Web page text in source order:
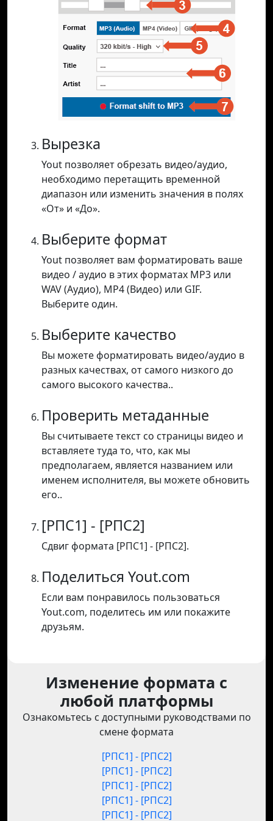
Вырезка
Yout позволяет обрезать видео/аудио,
необходимо перетащить временной
диапазон или изменить значения в полях
«От» и «До».
Выберите формат
Yout позволяет вам форматировать ваше
видео / аудио в этих форматах MP3 или
WAV (Аудио), MP4 (Видео) или GIF.
Выберите один.
Выберите качество
Вы можете форматировать видео/аудио в
разных качествах, от самого низкого до
самого высокого качества..
Проверить метаданные
Вы считываете текст со страницы видео и
вставляете туда то, что, как мы
предполагаем, является названием или
именем исполнителя, вы можете обновить
его..
[РПС1] - [РПС2]
Сдвиг формата [РПС1] - [РПС2].
Поделиться Yout.com
Если вам понравилось пользоваться
Yout.com, поделитесь им или покажите
друзьям.
Изменение формата с
любой платформы
Ознакомьтесь с доступными руководствами по
смене формата
[РПС1] - [РПС2]
[РПС1] - [РПС2]
[РПС1] - [РПС2]
[РПС1] - [РПС2]
[РПС1] - [РПС2]